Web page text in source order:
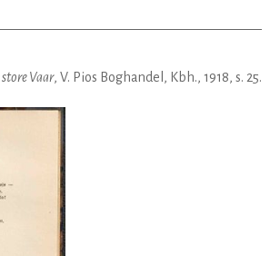
store Vaar, V. Pios Boghandel, Kbh., 1918, s. 25.